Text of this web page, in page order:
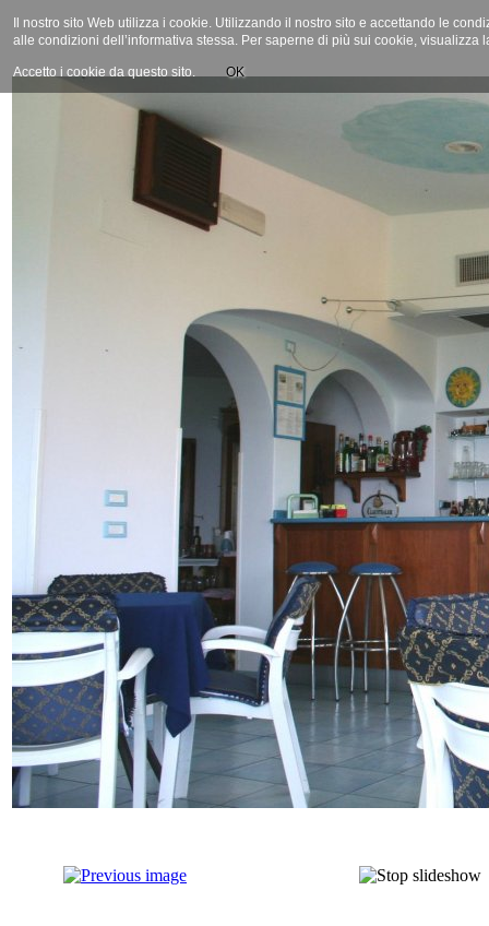
Il nostro sito Web utilizza i cookie. Utilizzando il nostro sito e accettando le
alle condizioni dell’informativa stessa. Per saperne di più sui cookie, visualizza
Accetto i cookie da questo sito. OK